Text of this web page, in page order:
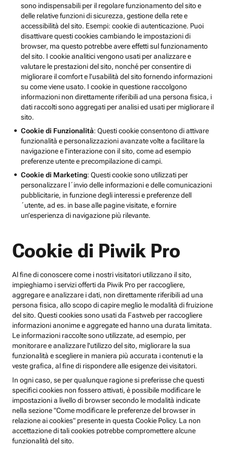
sono indispensabili per il regolare funzionamento del sito e
delle relative funzioni di sicurezza, gestione della rete e
accessibilità del sito. Esempi: cookie di autenticazione. Puoi
disattivare questi cookies cambiando le impostazioni di
browser, ma questo potrebbe avere effetti sul funzionamento
del sito. I cookie analitici vengono usati per analizzare e
valutare le prestazioni del sito, nonché per consentire di
migliorare il comfort e l’usabilità del sito fornendo informazioni
su come viene usato. I cookie in questione raccolgono
informazioni non direttamente riferibili ad una persona fisica, i
dati raccolti sono aggregati per analisi ed usati per migliorare il
sito.
Cookie di Funzionalità: Questi cookie consentono di attivare
funzionalità e personalizzazioni avanzate volte a facilitare la
navigazione e l'interazione con il sito, come ad esempio
preferenze utente e precompilazione di campi.
Cookie di Marketing: Questi cookie sono utilizzati per
personalizzare l´invio delle informazioni e delle comunicazioni
pubblicitarie, in funzione degli interessi e preferenze dell
´utente, ad es. in base alle pagine visitate, e fornire
un’esperienza di navigazione più rilevante.
Cookie di Piwik Pro
Al fine di conoscere come i nostri visitatori utilizzano il sito,
impieghiamo i servizi offerti da Piwik Pro per raccogliere,
aggregare e analizzare i dati, non direttamente riferibili ad una
persona fisica, allo scopo di capire meglio le modalità di fruizione
del sito. Questi cookies sono usati da Fastweb per raccogliere
informazioni anonime e aggregate ed hanno una durata limitata.
Le informazioni raccolte sono utilizzate, ad esempio, per
monitorare e analizzare l'utilizzo del sito, migliorare la sua
funzionalità e scegliere in maniera più accurata i contenuti e la
veste grafica, al fine di rispondere alle esigenze dei visitatori.
In ogni caso, se per qualunque ragione si preferisse che questi
specifici cookies non fossero attivati, è possibile modificare le
impostazioni a livello di browser secondo le modalità indicate
nella sezione "Come modificare le preferenze del browser in
relazione ai cookies" presente in questa Cookie Policy. La non
accettazione di tali cookies potrebbe compromettere alcune
funzionalità del sito.